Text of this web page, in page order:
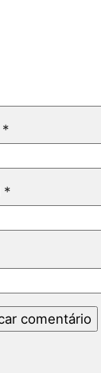
*
*